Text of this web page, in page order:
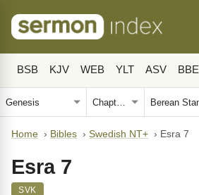
BSB KJV WEB YLT ASV BBE
Home › Bibles › Swedish NT+ › Esra 7
Esra 7
SVK